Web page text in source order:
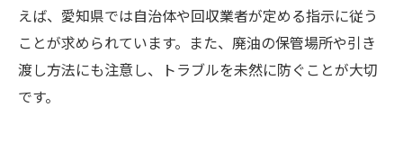
えば、愛知県では自治体や回収業者が定める指示に従う
ことが求められています。また、廃油の保管場所や引き
渡し方法にも注意し、トラブルを未然に防ぐことが大切
です。